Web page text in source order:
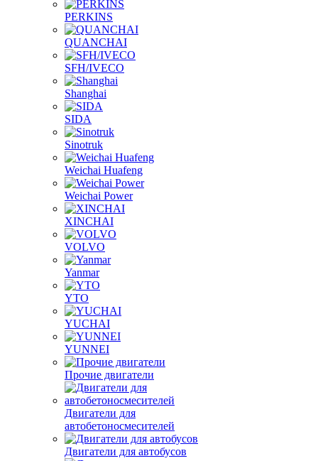
PERKINS
QUANCHAI
SFH/IVECO
Shanghai
SIDA
Sinotruk
Weichai Huafeng
Weichai Power
XINCHAI
VOLVO
Yanmar
YTO
YUCHAI
YUNNEI
Прочие двигатели
Двигатели для
автобетоносмесителей
Двигатели для автобусов